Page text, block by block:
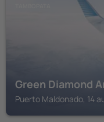
Green Diamond
Puerto Maldonado, 14